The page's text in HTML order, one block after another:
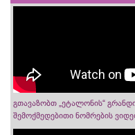
გთავაზობთ „ეტალონის“
შემოქმედებითი ნომრების